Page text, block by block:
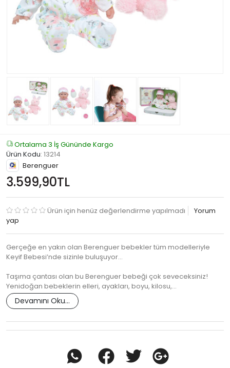
Ortalama 3 İş Gününde Kargo
Ürün Kodu: 13214
Berenguer
3.599,90TL
Ürün için henüz değerlendirme yapılmadı
Yorum
yap
Gerçeğe en yakın olan Berenguer bebekler tüm modelleriyle
Keyif Bebesi’nde sizinle buluşuyor...
Taşıma çantası olan bu Berenguer bebeği çok seveceksiniz!
Yenidoğan bebeklerin elleri, ayakları, boyu, kilosu,…
Devamını Oku...